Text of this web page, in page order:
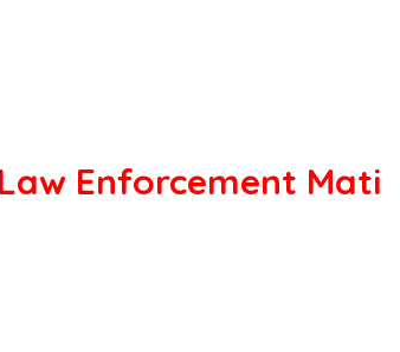
Enforcement Mati